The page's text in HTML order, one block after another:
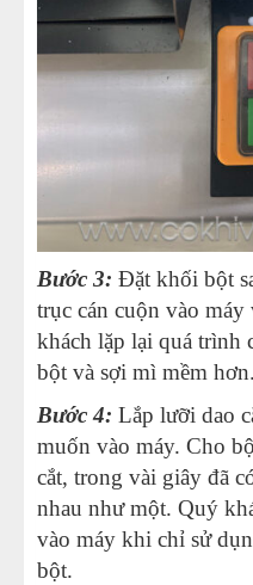
Bước 3: Đặt khối bột
trục cán cuộn vào
khách lặp lại quá trình
bột và sợi mì mềm hơn.
Bước 4: Lắp lưỡi dao
muốn vào máy. Cho
cắt, trong vài giây đã
nhau như một. Quý
vào máy khi chỉ sử
bột.